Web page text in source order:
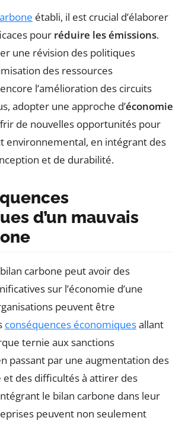
établi, il est crucial d’élaborer
pour réduire les émissions.
une révision des politiques
des ressources
l’amélioration des circuits
adopter une approche d’économie
de nouvelles opportunités pour
environnemental, en intégrant des
et de durabilité.
d’un mauvais
carbone peut avoir des
sur l’économie d’une
peuvent être
conséquences économiquesallant
ternie aux sanctions
passant par une augmentation des
et des difficultés à attirer des
le bilan carbone dans leur
peuvent non seulement